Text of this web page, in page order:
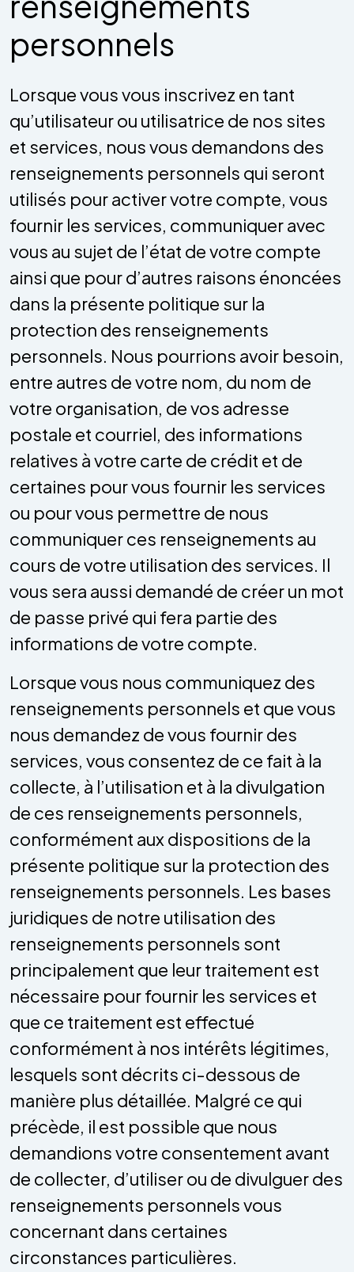
personnels
Lorsque vous vous inscrivez en tant
qu’utilisateur ou utilisatrice de nos sites
et services, nous vous demandons des
renseignements personnels qui seront
utilisés pour activer votre compte, vous
fournir les services, communiquer avec
vous au sujet de l’état de votre compte
ainsi que pour d’autres raisons énoncées
dans la présente politique sur la
protection des renseignements
personnels. Nous pourrions avoir besoin,
entre autres de votre nom, du nom de
votre organisation, de vos adresse
postale et courriel, des informations
relatives à votre carte de crédit et de
certaines pour vous fournir les services
ou pour vous permettre de nous
communiquer ces renseignements au
cours de votre utilisation des services. Il
vous sera aussi demandé de créer un mot
de passe privé qui fera partie des
informations de votre compte.
Lorsque vous nous communiquez des
renseignements personnels et que vous
nous demandez de vous fournir des
services, vous consentez de ce fait à la
collecte, à l’utilisation et à la divulgation
de ces renseignements personnels,
conformément aux dispositions de la
présente politique sur la protection des
renseignements personnels. Les bases
juridiques de notre utilisation des
renseignements personnels sont
principalement que leur traitement est
nécessaire pour fournir les services et
que ce traitement est effectué
conformément à nos intérêts légitimes,
lesquels sont décrits ci-dessous de
manière plus détaillée. Malgré ce qui
précède, il est possible que nous
demandions votre consentement avant
de collecter, d’utiliser ou de divulguer des
renseignements personnels vous
concernant dans certaines
circonstances particulières.